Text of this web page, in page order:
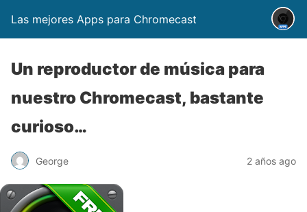
Las mejores Apps para Chromecast
Un reproductor de música para
nuestro Chromecast, bastante
curioso…
George 2 años ago